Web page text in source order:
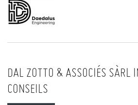
DAL ZOTTO & ASSOCIÉS SÀRL
CONSEILS